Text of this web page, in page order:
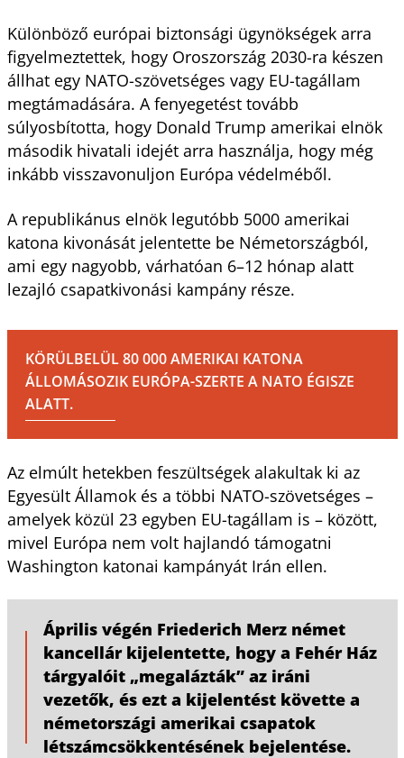
Különböző európai biztonsági ügynökségek arra
figyelmeztettek, hogy Oroszország 2030-ra készen
állhat egy NATO-szövetséges vagy EU-tagállam
megtámadására. A fenyegetést tovább
súlyosbította, hogy Donald Trump amerikai elnök
második hivatali idejét arra használja, hogy még
inkább visszavonuljon Európa védelméből.
A republikánus elnök legutóbb 5000 amerikai
katona kivonását jelentette be Németországból,
ami egy nagyobb, várhatóan 6–12 hónap alatt
lezajló csapatkivonási kampány része.
KÖRÜLBELÜL 80 000 AMERIKAI KATONA
ÁLLOMÁSOZIK EURÓPA-SZERTE A NATO ÉGISZE
ALATT.
Az elmúlt hetekben feszültségek alakultak ki az
Egyesült Államok és a többi NATO-szövetséges –
amelyek közül 23 egyben EU-tagállam is – között,
mivel Európa nem volt hajlandó támogatni
Washington katonai kampányát Irán ellen.
Április végén Friederich Merz német
kancellár kijelentette, hogy a Fehér Ház
tárgyalóit „megalázták” az iráni
vezetők, és ezt a kijelentést követte a
németországi amerikai csapatok
létszámcsökkentésének bejelentése.